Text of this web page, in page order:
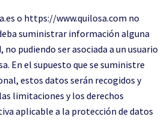
o https://www.quilosa.com no
suministrar información alguna
no pudiendo ser asociada a un usuario
En el supuesto que se suministre
estos datos serán recogidos y
limitaciones y los derechos
aplicable a la protección de datos